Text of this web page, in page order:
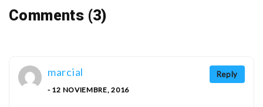
Comments (3)
Reply
marcial
- 12 NOVIEMBRE, 2016